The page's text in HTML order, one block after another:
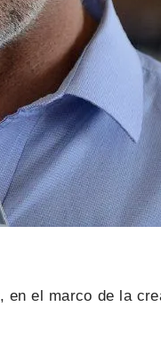
, en el marco de la